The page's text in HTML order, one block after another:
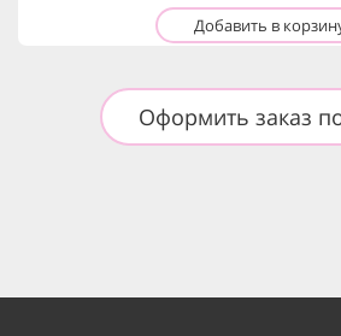
Добавить в
Оформить заказ